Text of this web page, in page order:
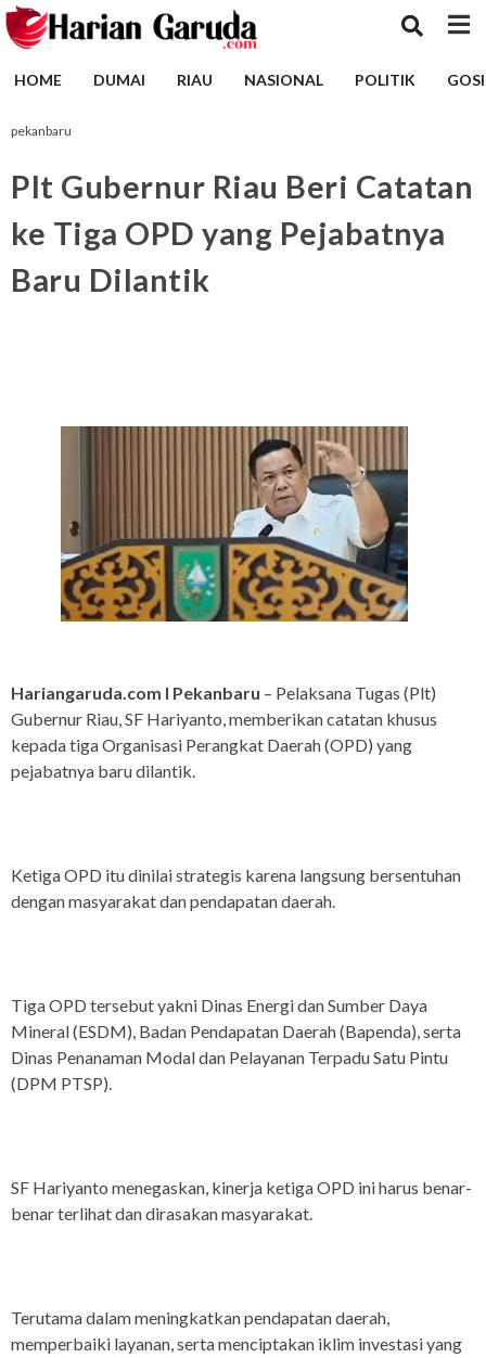
HOME DUMAI RIAU NASIONAL POLITIK
pekanbaru
Plt Gubernur Riau Beri Catatan
ke Tiga OPD yang Pejabatnya
Baru Dilantik
Hariangaruda.com I Pekanbaru – Pelaksana Tugas (Plt)
Gubernur Riau, SF Hariyanto, memberikan catatan khusus
kepada tiga Organisasi Perangkat Daerah (OPD) yang
pejabatnya baru dilantik.
Ketiga OPD itu dinilai strategis karena langsung bersentuhan
dengan masyarakat dan pendapatan daerah.
Tiga OPD tersebut yakni Dinas Energi dan Sumber Daya
Mineral (ESDM), Badan Pendapatan Daerah (Bapenda), serta
Dinas Penanaman Modal dan Pelayanan Terpadu Satu Pintu
(DPM PTSP).
SF Hariyanto menegaskan, kinerja ketiga OPD ini harus benar-
benar terlihat dan dirasakan masyarakat.
Terutama dalam meningkatkan pendapatan daerah,
memperbaiki layanan, serta menciptakan iklim investasi yang